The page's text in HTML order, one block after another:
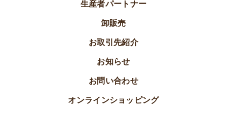
生産者パートナー
卸販売
お取引先紹介
お知らせ
お問い合わせ
オンラインショッピング